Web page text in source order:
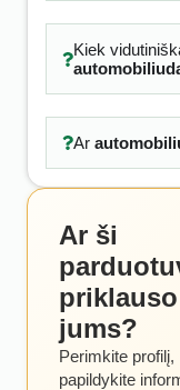
Kiek
Ar
Ar ši
priklauso
jums?
Perimkite profilį,
papildykite